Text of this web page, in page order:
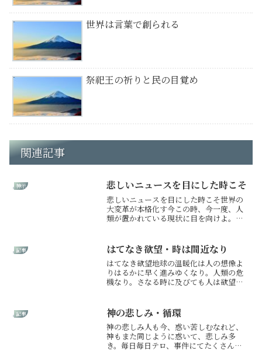
世界は言葉で創られる
祭祀王の祈りと民の目覚め
関連記事
神示 悲しいニュースを目にした時こそ
悲しいニュースを目にした時こそ世界の
大変革が本格化す今この時、今一度、人
類が置かれている現状に目を向けよ。地
す。そを救うため、人の進化を促し、地
上世界の大浄化を行うが立て...
記事 はてなき欲望・時は間近なり
はてなき欲望地球の温暖化は人の想像よ
りはるかに早く進みゆくなり。人類の危
機なり。さなる時に及びても人は欲望に
ては多くの土地沈み、多くの生命も奪わ
れんとす。北極南極の氷溶...
記事 神の悲しみ・循環
神の悲しみ人も今、惑い苦しむなれど、
神もまた同じように惑いて、悲しみ多
き。毎日毎日テロ、事件にてたくさんの